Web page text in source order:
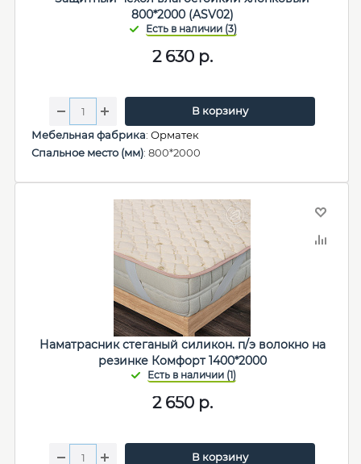
800*2000 (ASV02)
2 630р.
В корзину
Мебельная фабрика: Орматек
Спальное место (мм): 800*2000
Наматрасник стеганый силикон. п/э волокно на
резинке Комфорт 1400*2000
2 650р.
В корзину